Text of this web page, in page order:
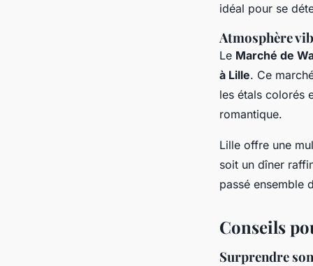
idéal pour se
Atmosphère
Le Marché de
à Lille. Ce
les étals colorés
romantique.
Lille offre une
soit un dîner
passé ensemble
Conseils
Surprendre